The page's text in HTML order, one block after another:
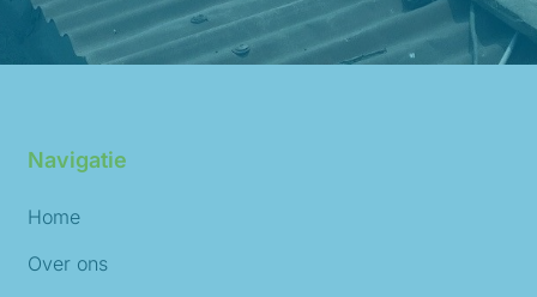
Navigatie
Home
Over ons